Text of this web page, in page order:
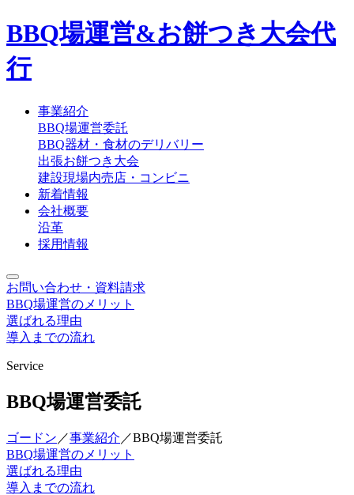
BBQ場運営&お餅つき大会代
行
事業紹介
BBQ場運営委託
BBQ器材・食材のデリバリー
出張お餅つき大会
建設現場内売店・コンビニ
新着情報
会社概要
沿革
採用情報
お問い合わせ・資料請求
BBQ場運営のメリット
選ばれる理由
導入までの流れ
Service
BBQ場運営委託
ゴードン ／事業紹介 ／BBQ場運営委託
BBQ場運営のメリット
選ばれる理由
導入までの流れ